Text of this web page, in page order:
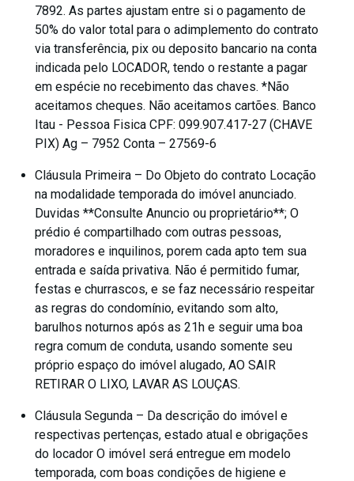
7892. As partes ajustam entre si o pagamento de
50% do valor total para o adimplemento do contrato
via transferência, pix ou deposito bancario na conta
indicada pelo LOCADOR, tendo o restante a pagar
em espécie no recebimento das chaves. *Não
aceitamos cheques. Não aceitamos cartões. Banco
Itau - Pessoa Fisica CPF: 099.907.417-27 (CHAVE
PIX) Ag – 7952 Conta – 27569-6
Cláusula Primeira – Do Objeto do contrato Locação
na modalidade temporada do imóvel anunciado.
Duvidas **Consulte Anuncio ou proprietário**; O
prédio é compartilhado com outras pessoas,
moradores e inquilinos, porem cada apto tem sua
entrada e saída privativa. Não é permitido fumar,
festas e churrascos, e se faz necessário respeitar
as regras do condomínio, evitando som alto,
barulhos noturnos após as 21h e seguir uma boa
regra comum de conduta, usando somente seu
próprio espaço do imóvel alugado, AO SAIR
RETIRAR O LIXO, LAVAR AS LOUÇAS.
Cláusula Segunda – Da descrição do imóvel e
respectivas pertenças, estado atual e obrigações
do locador O imóvel será entregue em modelo
temporada, com boas condições de higiene e